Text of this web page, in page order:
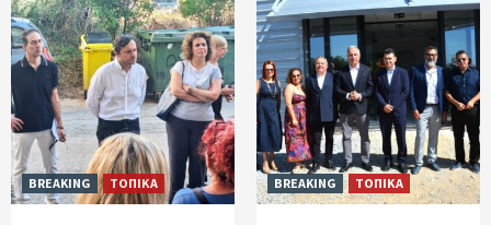
BREAKING ΤΟΠΙΚΑ BREAKING ΤΟΠΙΚΑ